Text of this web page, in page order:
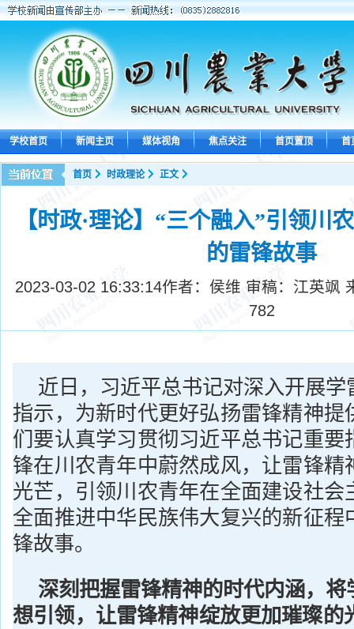
学校首页 新闻主页 媒体视角 焦点关注 首页置顶 首
首页 时政理论 正文
【时政·理论】“三个融入”引领川
的雷锋故事
2023-03-02 16:33:14作者：侯维 审稿：江英飒
782
近日，习近平总书记对深入开展
指示，为新时代更好弘扬雷锋精神提
们要认真学习贯彻习近平总书记重要
锋在川农青年中蔚然成风，让雷锋精
光芒，引领川农青年在全面建设社会
全面推进中华民族伟大复兴的新征程
锋故事。
深刻把握雷锋精神的时代内涵，
想引领，让雷锋精神绽放更加璀璨的